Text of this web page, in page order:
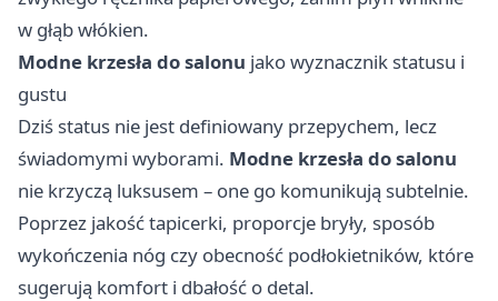
w głąb włókien.
Modne krzesła do salonu jako wyznacznik statusu i
gustu
Dziś status nie jest definiowany przepychem, lecz
świadomymi wyborami. Modne krzesła do salonu
nie krzyczą luksusem – one go komunikują subtelnie.
Poprzez jakość tapicerki, proporcje bryły, sposób
wykończenia nóg czy obecność podłokietników, które
sugerują komfort i dbałość o detal.